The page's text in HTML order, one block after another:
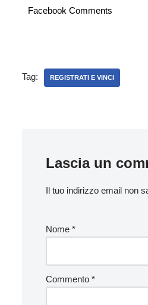
Facebook Comments
Tag: REGISTRATI E VINCI
Lascia un
Il tuo indirizzo email non
Nome *
Commento *